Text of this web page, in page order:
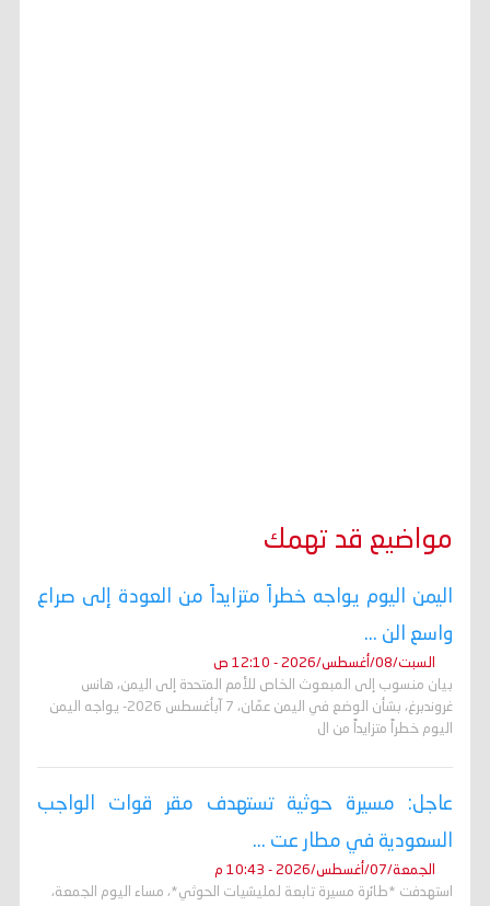
مواضيع قد تهمك
اليمن اليوم يواجه خطراً متزايداً من العودة إلى صراع
واسع الن ...
السبت/08/أغسطس/2026 - 12:10 ص
بيان منسوب إلى المبعوث الخاص للأمم المتحدة إلى اليمن، هانس
غروندبرغ، بشأن الوضع في اليمن عمّان، 7 آبأغسطس 2026- يواجه اليمن
اليوم خطراً متزايداً من ال
عاجل: مسيرة حوثية تستهدف مقر قوات الواجب
السعودية في مطار عت ...
الجمعة/07/أغسطس/2026 - 10:43 م
استهدفت *طائرة مسيرة تابعة لمليشيات الحوثي*، مساء اليوم الجمعة،